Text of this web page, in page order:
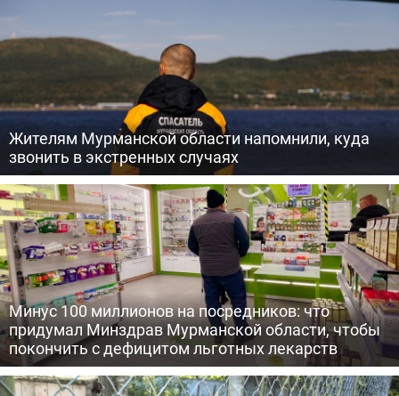
Жителям Мурманской области напомнили, куда
звонить в экстренных случаях
Минус 100 миллионов на посредников: что
придумал Минздрав Мурманской области, чтобы
покончить с дефицитом льготных лекарств